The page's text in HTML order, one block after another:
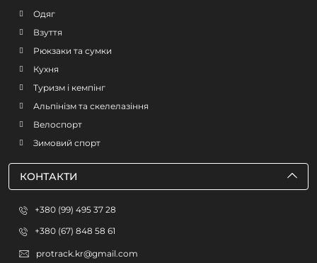
Одяг
Взуття
Рюкзаки та сумки
Кухня
Туризм і кемпінг
Альпінізм та скелелазіння
Велоспорт
Зимовий спорт
КОНТАКТИ
+380 (99) 495 37 28
+380 (67) 848 58 61
protrack.kr@gmail.com